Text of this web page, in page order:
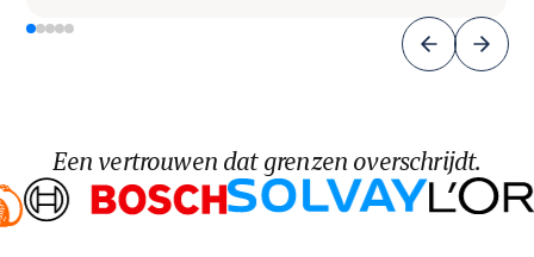
Een vertrouwen dat grenzen overschrijdt.